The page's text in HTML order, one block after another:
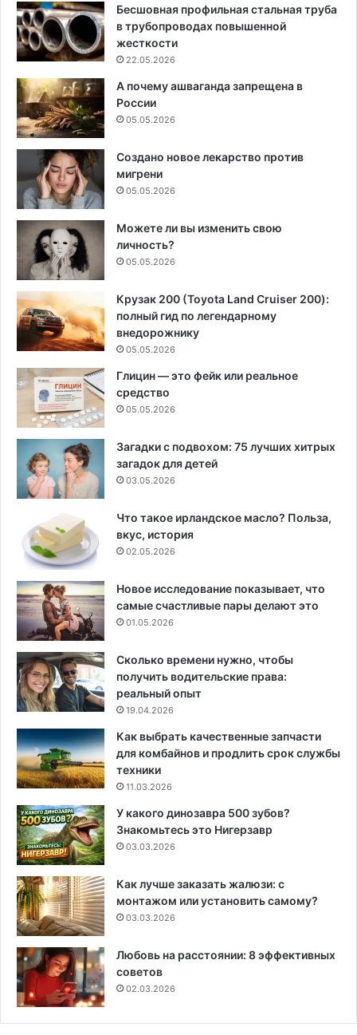
Бесшовная профильная стальная труба
в трубопроводах повышенной
жесткости
22.05.2026
А почему ашваганда запрещена в
России
05.05.2026
Создано новое лекарство против
мигрени
05.05.2026
Можете ли вы изменить свою
личность?
05.05.2026
Крузак 200 (Toyota Land Cruiser 200):
полный гид по легендарному
внедорожнику
05.05.2026
Глицин — это фейк или реальное
средство
05.05.2026
Загадки с подвохом: 75 лучших хитрых
загадок для детей
03.05.2026
Что такое ирландское масло? Польза,
вкус, история
02.05.2026
Новое исследование показывает, что
самые счастливые пары делают это
01.05.2026
Сколько времени нужно, чтобы
получить водительские права:
реальный опыт
19.04.2026
Как выбрать качественные запчасти
для комбайнов и продлить срок службы
техники
11.03.2026
У какого динозавра 500 зубов?
Знакомьтесь это Нигерзавр
03.03.2026
Как лучше заказать жалюзи: с
монтажом или установить самому?
03.03.2026
Любовь на расстоянии: 8 эффективных
советов
02.03.2026